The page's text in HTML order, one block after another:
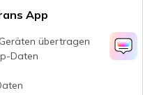
App
übertragen
Daten